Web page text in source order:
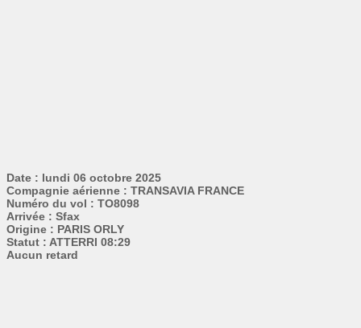
Date : lundi 06 octobre 2025
Compagnie aérienne : TRANSAVIA FRANCE
Numéro du vol : TO8098
Arrivée : Sfax
Origine : PARIS ORLY
Statut : ATTERRI 08:29
Aucun retard